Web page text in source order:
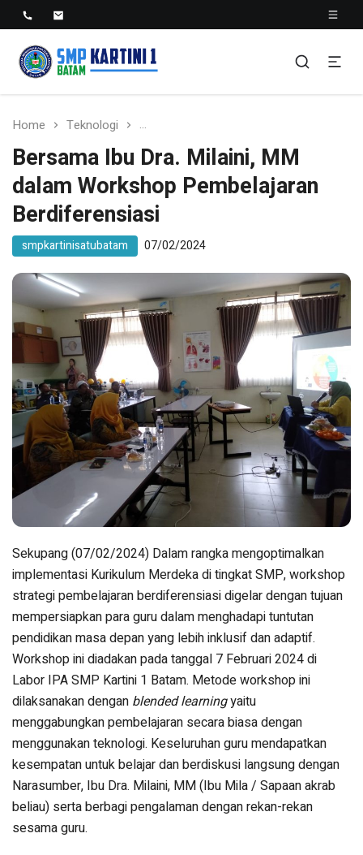
Home Teknologi Bersama Ibu Dra. Milaini, MM dalam
Bersama Ibu Dra. Milaini, MM
dalam Workshop Pembelajaran
Berdiferensiasi
smpkartinisatubatam 07/02/2024
Sekupang (07/02/2024) Dalam rangka mengoptimalkan
implementasi Kurikulum Merdeka di tingkat SMP, workshop
strategi pembelajaran berdiferensiasi digelar dengan tujuan
mempersiapkan para guru dalam menghadapi tuntutan
pendidikan masa depan yang lebih inklusif dan adaptif.
Workshop ini diadakan pada tanggal 7 Februari 2024 di
Labor IPA SMP Kartini 1 Batam. Metode workshop ini
dilaksanakan dengan blended learningyaitu
menggabungkan pembelajaran secara biasa dengan
menggunakan teknologi. Keseluruhan guru mendapatkan
kesempatan untuk belajar dan berdiskusi langsung dengan
Narasumber, Ibu Dra. Milaini, MM (Ibu Mila / Sapaan akrab
beliau) serta berbagi pengalaman dengan rekan-rekan
sesama guru.